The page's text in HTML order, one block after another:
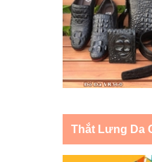
Thắt Lưng Da